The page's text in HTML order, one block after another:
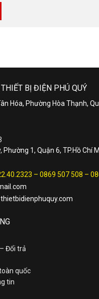
BỊ ĐIỆN PHÚ QUÝ
Hóa, Phường Hòa Thạnh,
Phường 1, Quận 6, TP.Hồ Chí
– 0869 507 508 –
thietbidienphuquy.com
Đổi trả
quốc
tin